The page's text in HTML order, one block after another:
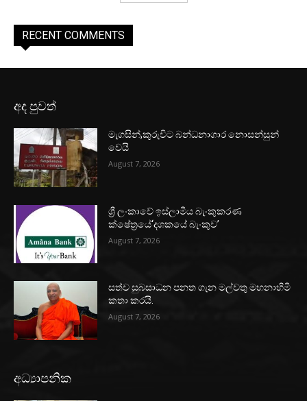
RECENT COMMENTS
අද පුවත්
මැගසින්,කුරුවිට බන්ධනාගාර නොසන්සුන්
වෙයි
August 7, 2026
ශ්‍රී ලංකාවේ ඉස්ලාමීය බැංකුකරණ
ක්ෂේත්‍රයේ‘දශකයේ බැංකුව’
August 7, 2026
සත්ව සුබසාධන පනත ගැන මල්වතු මහනාහිමි
කතා කරයි.
August 7, 2026
අධ්‍යාපනික